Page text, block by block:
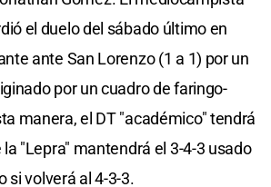
el duelo del sábado último en
ante San Lorenzo (1 a 1) por un
por un cuadro de faringo-
manera, el DT "académico" tendrá
"Lepra" mantendrá el 3-4-3 usado
si volverá al 4-3-3.